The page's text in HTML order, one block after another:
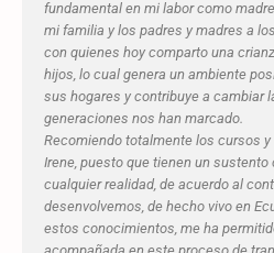
fundamental en mi labor como
mi familia y los padres y madres a
con quienes hoy comparto una
hijos, lo cual genera un ambiente
sus hogares y contribuye a cambiar
generaciones nos han marcado.
Recomiendo totalmente los cursos
Irene, puesto que tienen un
cualquier realidad, de acuerdo al
desenvolvemos, de hecho vivo en
estos conocimientos, me ha